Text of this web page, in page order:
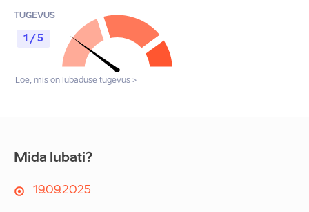
TUGEVUS
1 / 5
Loe, mis on lubaduse tugevus >
Mida lubati?
19.09.2025